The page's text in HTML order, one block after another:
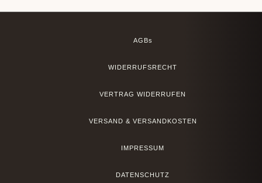
AGBs
WIDERRUFSRECHT
VERTRAG WIDERRUFEN
VERSAND & VERSANDKOSTEN
IMPRESSUM
DATENSCHUTZ